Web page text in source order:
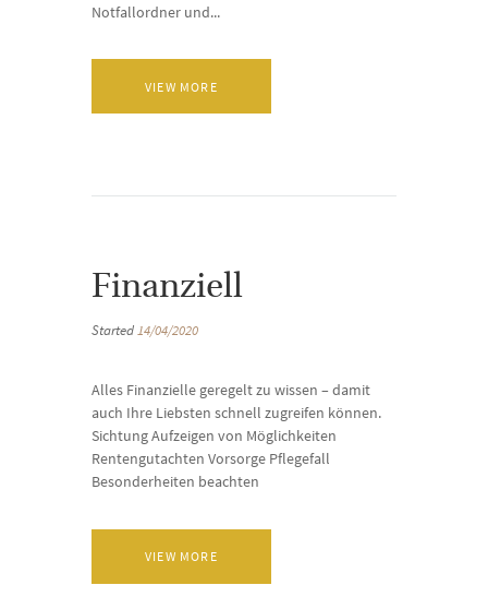
Notfallordner und...
VIEW MORE
Finanziell
Started14/04/2020
Alles Finanzielle geregelt zu wissen – damit
auch Ihre Liebsten schnell zugreifen können.
Sichtung Aufzeigen von Möglichkeiten
Rentengutachten Vorsorge Pflegefall
Besonderheiten beachten
VIEW MORE